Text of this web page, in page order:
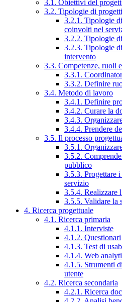
3.1. Obiettivi del
3.2. Tipologie di progetti
3.2.1. Tipologie
coinvolti nel
3.2.2. Tipologie
3.2.3. Tipologie
intervento
3.3. Competenze, ruoli
3.3.1.
3.3.2. Definire
3.4. Metodo di lavoro
3.4.1. Definire
3.4.2. Curare la
3.4.3.
3.4.4. Prendere
3.5. Il processo
3.5.1.
3.5.2.
pubblico
3.5.3. Progettare i
servizio
3.5.4. Realizzare
3.5.5. Validare la
4. Ricerca progettuale
4.1. Ricerca primaria
4.1.1. Interviste
4.1.2. Questionari
4.1.3. Test di
4.1.4. Web
4.1.5. Strumenti
utente
4.2. Ricerca secondaria
4.2.1. Ricerca